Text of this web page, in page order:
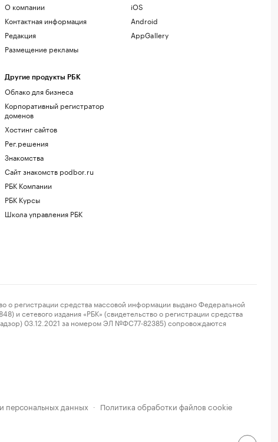
О компании
Контактная информация
Редакция
Размещение рекламы
Другие продукты РБК
Облако для бизнеса
Корпоративный регистратор
доменов
Хостинг сайтов
Рег.решения
Знакомства
Сайт знакомств podbor.ru
РБК Компании
РБК Курсы
Школа управления РБК
iOS
Android
AppGallery
средства массовой информации выдано Федеральной
и сетевого издания «РБК» (свидетельство о регистрации средства
03.12.2021 за номером ЭЛ №ФС77-82385) сопровождаются
персональных данных · Политика обработки файлов cookie